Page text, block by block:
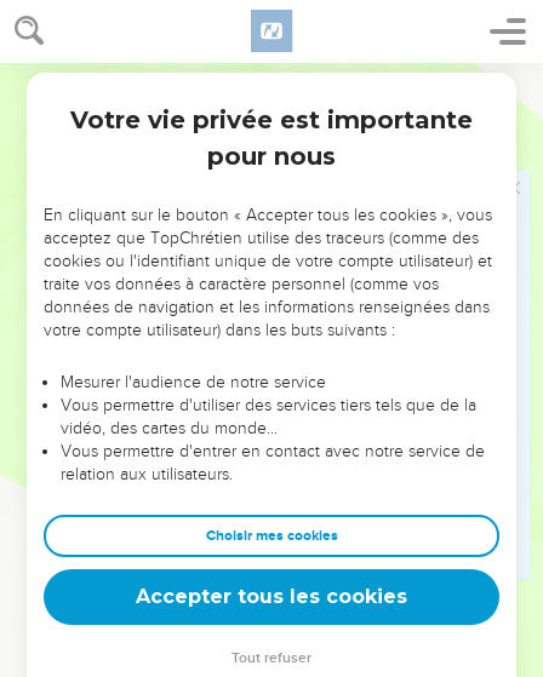
2 Samuel 15
מֵעִמָּכֶ֖ם לְהַגִּ֥יד לִֽי׃
וַיָּ֨שֶׁב צָד֧וֹק וְאֶבְיָתָ֛ר אֶת־אֲר֥וֹן הָאֱלֹהִ֖ים יְרוּשָׁלִָ֑ם וַיֵּשְׁב֖וּ שָֽׁם׃
David envoie Houchaï espionner Absalom
30
וְדָוִ֡ד עֹלֶה֩ בְמַעֲלֵ֨ה הַזֵּיתִ֜ים עֹלֶ֣ה ׀ וּבוֹכֶ֗ה וְרֹ֥אשׁ לוֹ֙ חָפ֔וּי וְה֖וּא הֹלֵ֣ךְ
וְדָוִד֙ הִגִּ֣יד לֵאמֹ֔ר אֲחִיתֹ֥פֶל בַּקֹּשְׁרִ֖ים עִם־אַבְשָׁל֑וֹם וַיֹּ֣אמֶר דָּוִ֔ד
סַכֶּל־נָ֛א אֶת־עֲצַ֥ת אֲחִיתֹ֖פֶל יְהוָֽה׃
וַיְהִ֤י דָוִד֙ בָּ֣א עַד־הָרֹ֔אשׁ אֲשֶֽׁר־יִשְׁתַּחֲוֶ֥ה שָׁ֖ם לֵאלֹהִ֑ים וְהִנֵּ֤ה לִקְרָאתוֹ֙
חוּשַׁ֣י הָאַרְכִּ֔י קָר֙וּעַ֙ כֻּתָּנְתּ֔וֹ וַאֲדָמָ֖ה עַל־רֹאשֽׁוֹ׃
וְאִם־הָעִ֣יר תָּשׁ֗וּב וְאָמַרְתָּ֤ לְאַבְשָׁלוֹם֙ עַבְדְּךָ֨ אֲנִ֤י הַמֶּ֙לֶךְ֙ אֶֽהְיֶ֔ה עֶ֣בֶד
אָבִ֤יךָ וַֽאֲנִי֙ מֵאָ֔ז וְעַתָּ֖ה וַאֲנִ֣י עַבְדֶּ֑ךָ וְהֵפַרְתָּ֣ה לִ֔י אֵ֖ת עֲצַ֥ת אֲחִיתֹֽפֶל׃
וַהֲל֤וֹא עִמְּךָ֙ שָׁ֔ם צָד֥וֹק וְאֶבְיָתָ֖ר הַכֹּהֲנִ֑ים וְהָיָ֗ה כָּל־הַדָּבָר֙ אֲשֶׁ֤ר
הִנֵּה־שָׁ֤ם עִמָּם֙ שְׁנֵ֣י בְנֵיהֶ֔ם אֲחִימַ֣עַץ לְצָד֔וֹק וִיהוֹנָתָ֖ן לְאֶבְיָתָ֑ר
וּשְׁלַחְתֶּ֤ם בְּיָדָם֙ אֵלַ֔י כָּל־דָּבָ֖ר אֲשֶׁ֥ר תִּשְׁמָֽעוּ׃
וַיָּבֹ֥א חוּשַׁ֛י רֵעֶ֥ה דָוִ֖ד הָעִ֑יר וְאַבְשָׁלֹ֔ם יָבֹ֖א יְרוּשָׁלִָֽם׃
Hébreu : © Westminster Leningrad Codex - tanach.us --- Grec : © 2010 by the
Votre vie privée est importante
pour nous
En cliquant sur le bouton « Accepter tous les cookies », vous
acceptez que TopChrétien utilise des traceurs (comme des
cookies ou l'identifiant unique de votre compte utilisateur) et
traite vos données à caractère personnel (comme vos
données de navigation et les informations renseignées dans
votre compte utilisateur) dans les buts suivants :
Mesurer l'audience de notre service
Vous permettre d'utiliser des services tiers tels que de la
vidéo, des cartes du monde…
Vous permettre d'entrer en contact avec notre service de
relation aux utilisateurs.
Choisir mes cookies
Accepter tous les cookies
Tout refuser